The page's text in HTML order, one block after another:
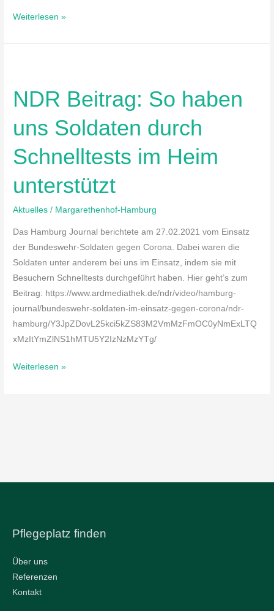
Weiterlesen »
NDR Beitrag: So haben
uns Soldaten durch
Schnelltests im Heim
unterstützt
Aktuelles / Margarethenhof-Hamburg
Das Hamburg Journal berichtete am 27.02.2021 vom Einsatz
der Bundeswehr-Soldaten gegen Corona. Dabei waren die
Soldaten unter anderem bei uns im Einsatz, indem sie mit
Besuchern Schnelltests durchgeführt haben. Hier geht’s zum
Beitrag: https://www.ardmediathek.de/ndr/video/hamburg-
journal/bundeswehr-soldaten-im-einsatz-gegen-corona/ndr-
hamburg/Y3JpZDovL25kci5kZS83M2VmMzFmOC0yNmExLTQ
xMzItYmZlNS1hMTU5Y2IzNzMzYTg/
So
haben
uns
durch
Weiterlesen »
Pflegeplatz finden
Über uns
Referenzen
Kontakt